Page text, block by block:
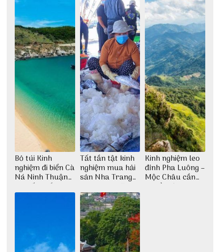
Bỏ túi Kinh
nghiệm đi biển Cà
Ná Ninh Thuận
chi tiết nhất
Tất tần tật kinh
nghiệm mua hải
sản Nha Trang
không lo chặt
chém
Kinh nghiệm leo
đỉnh Pha Luông –
Mộc Châu cần
chuẩn bị những